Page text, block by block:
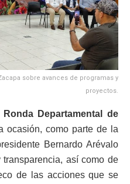
sobre avances de programas y
proyectos.
Ronda Departamental de
ocasión, como parte de la
Bernardo Arévalo
así como de
de las acciones que se